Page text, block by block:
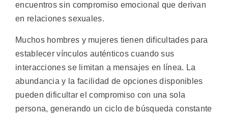
encuentros sin compromiso emocional que derivan
en relaciones sexuales.
Muchos hombres y mujeres tienen dificultades para
establecer vínculos auténticos cuando sus
interacciones se limitan a mensajes en línea. La
abundancia y la facilidad de opciones disponibles
pueden dificultar el compromiso con una sola
persona, generando un ciclo de búsqueda constante